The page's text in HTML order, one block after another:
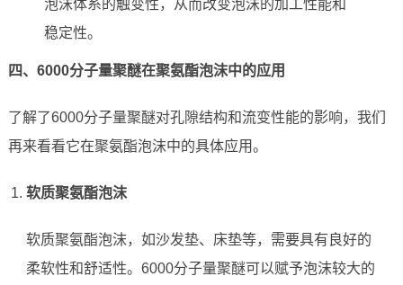
泡沫体系的触变性，从而改变泡沫的加工性能和
稳定性。
四、6000分子量聚醚在聚氨酯泡沫中的应用
了解了6000分子量聚醚对孔隙结构和流变性能的影响，我们
再来看看它在聚氨酯泡沫中的具体应用。
软质聚氨酯泡沫
软质聚氨酯泡沫，如沙发垫、床垫等，需要具有良好的
柔软性和舒适性。6000分子量聚醚可以赋予泡沫较大的